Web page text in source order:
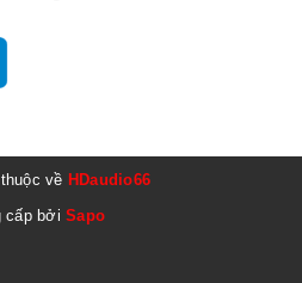
về HDaudio66
cấp bởiSapo